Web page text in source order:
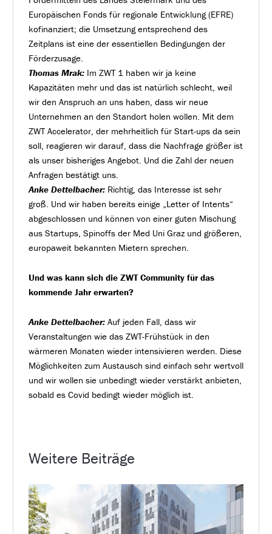
Europäischen Fonds für regionale Entwicklung (EFRE)
kofinanziert; die Umsetzung entsprechend des
Zeitplans ist eine der essentiellen Bedingungen der
Förderzusage.
Thomas Mrak:Im ZWT 1 haben wir ja keine
Kapazitäten mehr und das ist natürlich schlecht, weil
wir den Anspruch an uns haben, dass wir neue
Unternehmen an den Standort holen wollen. Mit dem
ZWT Accelerator, der mehrheitlich für Start-ups da sein
soll, reagieren wir darauf, dass die Nachfrage größer ist
als unser bisheriges Angebot. Und die Zahl der neuen
Anfragen bestätigt uns.
Anke Dettelbacher: Richtig, das Interesse ist sehr
groß. Und wir haben bereits einige „Letter of Intents“
abgeschlossen und können von einer guten Mischung
aus Startups, Spinoffs der Med Uni Graz und größeren,
europaweit bekannten Mietern sprechen.
Und was kann sich die ZWT Community für das
kommende Jahr erwarten?
Anke Dettelbacher:Auf jeden Fall, dass wir
Veranstaltungen wie das ZWT-Frühstück in den
wärmeren Monaten wieder intensivieren werden. Diese
Möglichkeiten zum Austausch sind einfach sehr wertvoll
und wir wollen sie unbedingt wieder verstärkt anbieten,
sobald es Covid bedingt wieder möglich ist.
Weitere Beiträge